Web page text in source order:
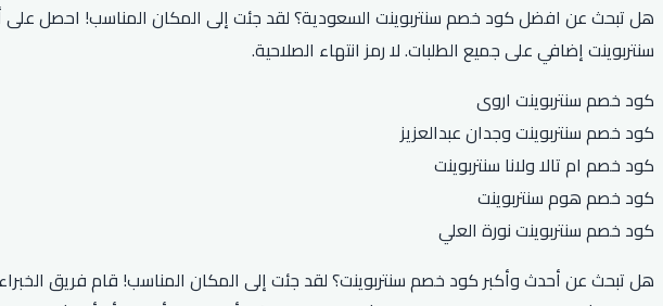
هل تبحث عن افضل كود خصم سنتربوينت السعودية؟ لقد جئت إلى المكان المناسب! احصل
سنتربوينت إضافي على جميع الطلبات. لا رمز انتهاء الصلاحية.
كود خصم سنتربوينت اروى
كود خصم سنتربوينت وجدان عبدالعزيز
كود خصم ام تالا ولانا سنتربوينت
كود خصم هوم سنتربوينت
كود خصم سنتربوينت نورة العلي
هل تبحث عن أحدث وأكبر كود خصم سنتربوينت؟ لقد جئت إلى المكان المناسب! قام فريق